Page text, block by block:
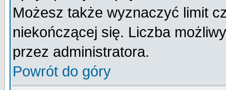
Możesz także wyznaczyć limit
niekończącej się. Liczba
przez administratora.
Powrót do góry